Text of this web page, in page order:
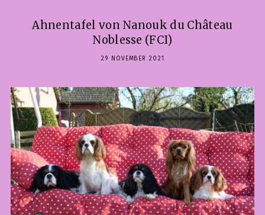
Ahnentafel von Nanouk du Château
Noblesse (FCI)
29 NOVEMBER 2021